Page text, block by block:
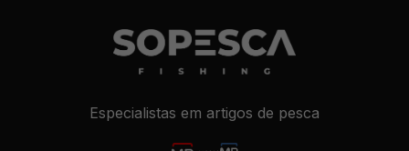
Especialistas em artigos de pesca